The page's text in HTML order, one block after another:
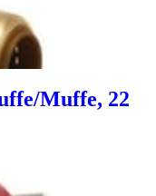
Muffe, 22